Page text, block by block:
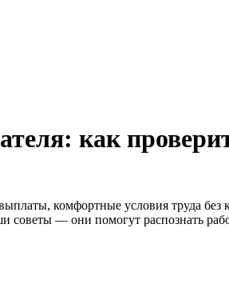
как
комфортные условия труда
советы — они помогут распознать